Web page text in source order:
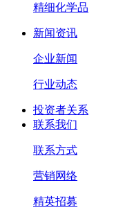
精细化学品
新闻资讯
企业新闻
行业动态
投资者关系
联系我们
联系方式
营销网络
精英招募